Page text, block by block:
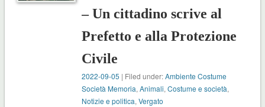
– Un cittadino scrive al
Prefetto e alla Protezione
Civile
2022-09-05 | Filed under:Ambiente Costume
Società Memoria,Animali,Costume e società,
Notizie e politica,Vergato